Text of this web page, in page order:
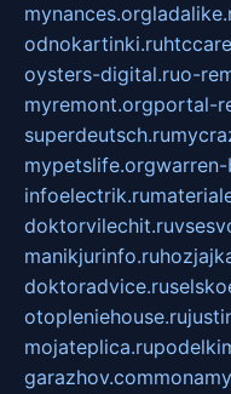
mynances.org
odnokartinki.ru
oysters-digital.ruo-
myremont.orgportal-
superdeutsch.ru
mypetslife.org
infoelectrik.ru
doktorvilechit.ru
manikjurinfo.ru
doktoradvice.ru
otopleniehouse.ru
mojateplica.ru
garazhov.com